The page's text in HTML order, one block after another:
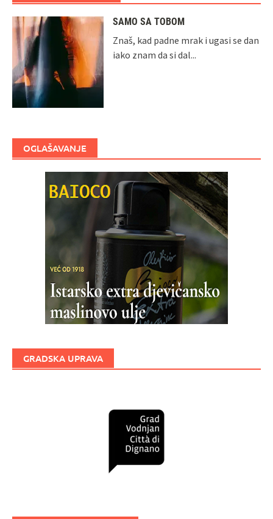
SAMO SA TOBOM
Znaš, kad padne mrak i ugasi se dan
iako znam da si dal...
OGLAŠAVANJE
GRADSKA UPRAVA